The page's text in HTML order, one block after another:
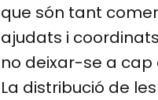
que són tant
ajudats i
no deixar-se a
La distribució de